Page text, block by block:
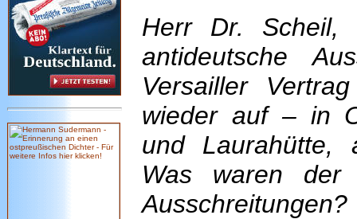
Herr Dr. Scheil,
antideutsche
Versailler
wieder auf – in
und Laurahütte,
Was waren
Ausschreitungen?